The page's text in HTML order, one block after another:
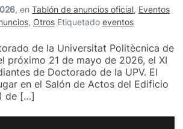
,enTablón de anuncios oficial, Eventos
, Otros Etiquetado eventos
de la Universitat Politècnica de
próximo 21 de mayo de 2026, el XI
de Doctorado de la UPV. El
en el Salón de Actos del Edificio
de […]